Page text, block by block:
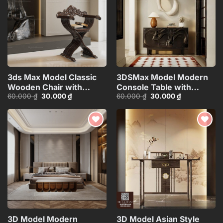
3ds Max Model Classic
Wooden Chair with
Artistic Decor Vray
Render_103962971
60.000₫ Giá
là:
30.000₫Giá
hiện
tại
30.000 ₫.
3DSMax Model Modern
Console Table with
Decor Corona
Render_ID_15065009
60.000₫ Giá
là:
30.000₫Giá
hiện
tại
30.000 ₫.
Add to
wishlist
3D Model Modern
Add to
3D Model Asian Style